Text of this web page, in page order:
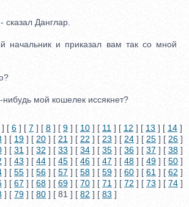
Данглар.
и приказал вам так со мной
мой кошелек иссякнет?
] [ 6 ] [ 7 ] [ 8 ] [ 9 ] [ 10 ] [ 11 ] [ 12 ] [ 13 ] [ 14 ]
] [ 19 ] [ 20 ] [ 21 ] [ 22 ] [ 23 ] [ 24 ] [ 25 ] [ 26 ]
] [ 31 ] [ 32 ] [ 33 ] [ 34 ] [ 35 ] [ 36 ] [ 37 ] [ 38 ]
] [ 43 ] [ 44 ] [ 45 ] [ 46 ] [ 47 ] [ 48 ] [ 49 ] [ 50 ]
] [ 55 ] [ 56 ] [ 57 ] [ 58 ] [ 59 ] [ 60 ] [ 61 ] [ 62 ]
] [ 67 ] [ 68 ] [ 69 ] [ 70 ] [ 71 ] [ 72 ] [ 73 ] [ 74 ]
] [ 79 ] [ 80 ] [ 81 ] [ 82 ] [ 83 ]